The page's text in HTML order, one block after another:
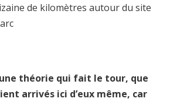
de kilomètres autour du site
une théorie qui fait le tour, que
arrivés ici d’eux même, car